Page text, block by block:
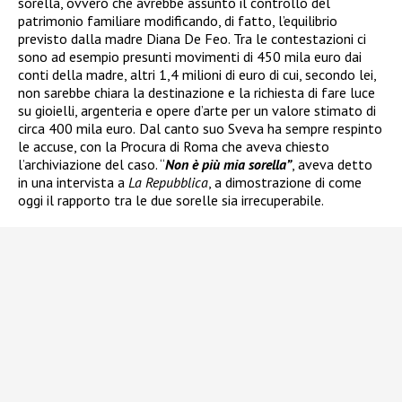
patrimonio familiare modificando, di fatto, l’equilibrio
previsto dalla madre Diana De Feo. Tra le contestazioni ci
sono ad esempio presunti movimenti di 450 mila euro dai
conti della madre, altri 1,4 milioni di euro di cui, secondo lei,
non sarebbe chiara la destinazione e la richiesta di fare luce
su gioielli, argenteria e opere d’arte per un valore stimato di
circa 400 mila euro. Dal canto suo Sveva ha sempre respinto
le accuse, con la Procura di Roma che aveva chiesto
l’archiviazione del caso. “Non è più mia sorella”, aveva detto
in una intervista a La Repubblica , a dimostrazione di come
oggi il rapporto tra le due sorelle sia irrecuperabile.